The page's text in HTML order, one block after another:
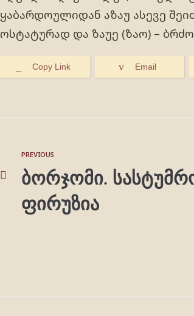
ყაბარდოულიდან აზაუ ასევე
ოსტატურად და ზაუე (ზაო) –
Copy Link Email
PREVIOUS
ბორჯომი.
ფირუზია